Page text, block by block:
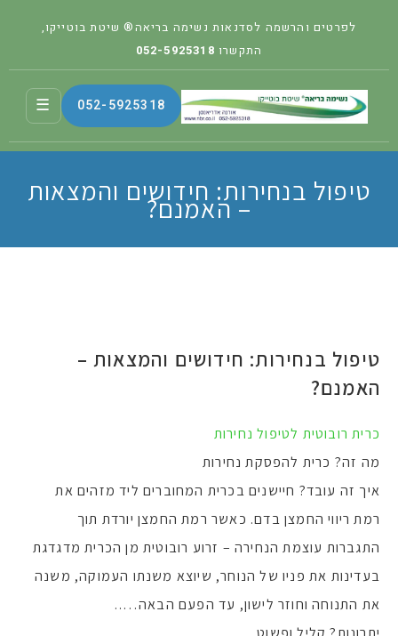
לפרטים והרשמה לסדנאות נשימה בריאה® שיטת בוטייקו,
התקשרו 052-5925318
052-5925318
☰
טיפול בנחירות: חידושים והמצאות
– האמנם?
טיפול בנחירות: חידושים והמצאות –
האמנם?
כרית רובוטית לטיפול נחירות
מה זה? כרית להפסקת נחירות
איך זה עובד? חיישנים בכרית המחוברים ליד מזהים את
רמת ריווי החמצן בדם. כאשר רמת החמצן יורדת תוך
התגברות עוצמת הנחירה – זרוע רובוטית מן הכרית מדגדגת
בעדינות את פניו של הנוחר, שיוצא משנתו העמוקה, משנה
את התנוחה וחוזר לישון, עד הפעם הבאה…..